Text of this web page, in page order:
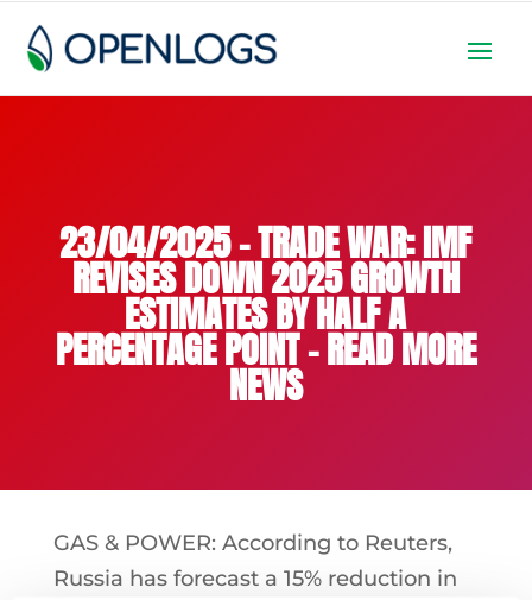
23/04/2025 – TRADE WAR: IMF
REVISES DOWN 2025 GROWTH
ESTIMATES BY HALF A
PERCENTAGE POINT – READ MORE
NEWS
GAS & POWER: According to Reuters,
Russia has forecast a 15% reduction in